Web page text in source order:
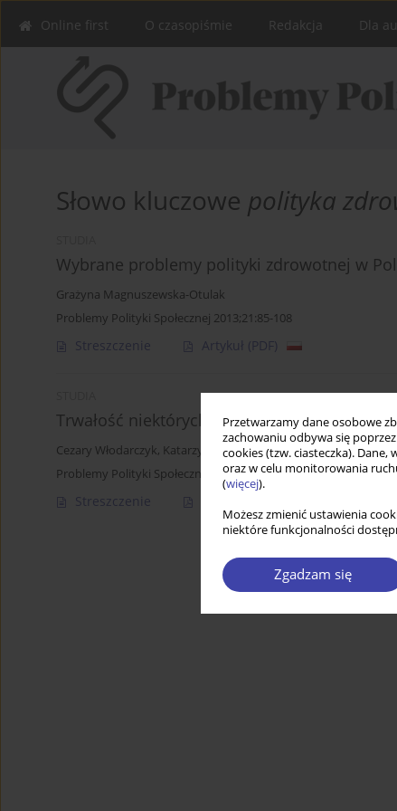
Przetwarzamy dane osobowe
zachowaniu odbywa się
cookies (tzw. ciasteczka).
oraz w celu monitorowania
(więcej).
Możesz zmienić ustawienia
niektóre funkcjonalności
Zgadzam się
Online first O czasopiśmie Redakcja Dla
Słowo kluczowe polityka
Wybrane problemy polityki zdrowotnej w
Grażyna Magnuszewska-Otulak
Problemy Polityki Społecznej 2013;21:85-108
Streszczenie Artykuł (PDF)
Trwałość niektórych wyobrażeń.
Cezary Włodarczyk, Katarzyna Badora-Musiał
Problemy Polityki Społecznej 2017;36:43-62
Streszczenie